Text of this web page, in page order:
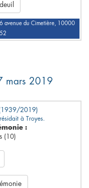
6 avenue du Cimetière, 10000
mars 2019
2019)
à Troyes.
:
(10)